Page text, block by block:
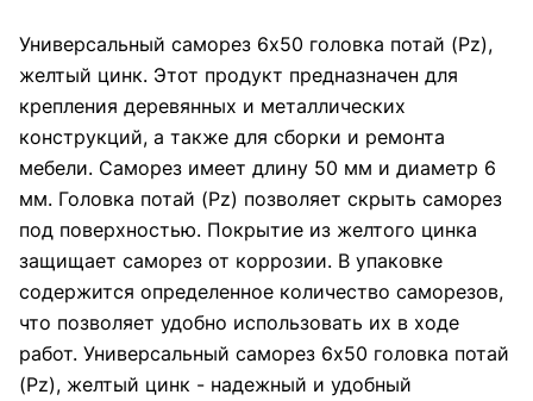
Универсальный саморез 6х50 головка потай (Pz),
желтый цинк. Этот продукт предназначен для
крепления деревянных и металлических
конструкций, а также для сборки и ремонта
мебели. Саморез имеет длину 50 мм и диаметр 6
мм. Головка потай (Pz) позволяет скрыть саморез
под поверхностью. Покрытие из желтого цинка
защищает саморез от коррозии. В упаковке
содержится определенное количество саморезов,
что позволяет удобно использовать их в ходе
работ. Универсальный саморез 6х50 головка потай
(Pz), желтый цинк - надежный и удобный